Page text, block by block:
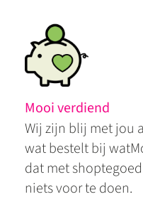
Mooi verdiend
Wij zijn blij met jou
wat bestelt bij
dat met
niets voor te doen.